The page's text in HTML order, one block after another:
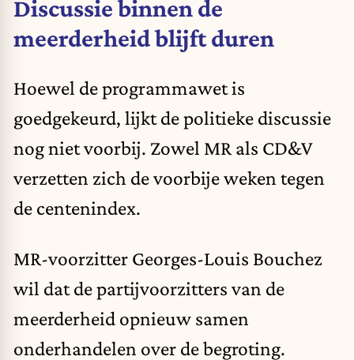
Discussie binnen de
meerderheid blijft duren
Hoewel de programmawet is
goedgekeurd, lijkt de politieke discussie
nog niet voorbij. Zowel MR als CD&V
verzetten zich de voorbije weken tegen
de centenindex.
MR-voorzitter Georges-Louis Bouchez
wil dat de partijvoorzitters van de
meerderheid opnieuw samen
onderhandelen over de begroting.